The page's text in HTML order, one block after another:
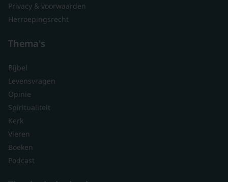
Privacy & voorwaarden
Herroepingsrecht
Thema's
Bijbel
Levensvragen
Opinie
Spiritualiteit
Kerk
Vieren
Boeken
Podcast